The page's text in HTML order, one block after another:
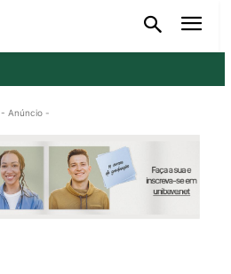
- Anúncio -